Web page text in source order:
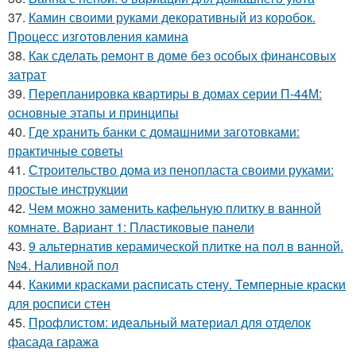
37. Камин своими руками декоративный из коробок.
Процесс изготовления камина
38. Как сделать ремонт в доме без особых финансовых
затрат
39. Перепланировка квартиры в домах серии П-44М:
основные этапы и принципы
40. Где хранить банки с домашними заготовками:
практичные советы
41. Строительство дома из пенопласта своими руками:
простые инструкции
42. Чем можно заменить кафельную плитку в ванной
комнате. Вариант 1: Пластиковые панели
43. 9 альтернатив керамической плитке на пол в ванной.
№4. Наливной пол
44. Какими красками расписать стену. Темперные краски
для росписи стен
45. Профлистом: идеальный материал для отделок
фасада гаража